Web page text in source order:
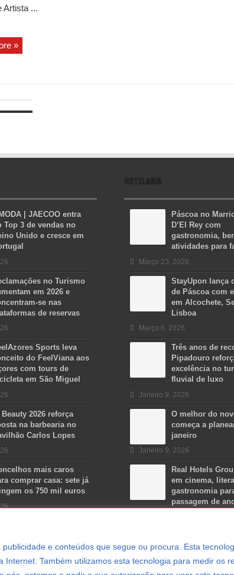
e conteúdos que segue ou procura. Esta
Também utilizamos esta tecnologia para medir os
Artista ...
»
| JAECOO entra
Top 3 de vendas no
Unido e cresce em
no Turismo
em 2026 e
se nas
de reservas
Sports leva
do FeelViana aos
com tours de
em São Miguel
Beauty 2026 reforça
na barbearia no
Carlos Lopes
mais caros
comprar casa: sete já
os 750 mil euros
HOTELARIA
Páscoa no
D’El Rey com
gastronomia,
atividades para
Março 23, 2026
StayUpon lança
de Páscoa com
em Alcochete,
Lisboa
Março 6, 2026
Três anos de
Pipadouro
excelência no
fluvial de luxo
Janeiro 9, 2026
O melhor do
começa a
janeiro
Janeiro 9, 2026
Real Hotels
em cinema,
gastronomia
passagem de